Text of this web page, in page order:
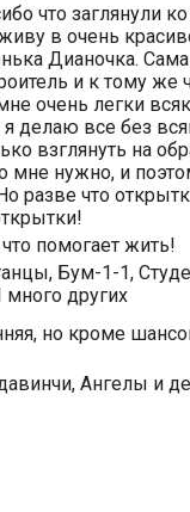
что заглянули
в очень
Дианочка.
и к тому же
очень легки
я делаю все без
взглянуть на
мне нужно, и
разве что
помогает жить!
Бум-1-1,
других
но кроме
Ангелы и